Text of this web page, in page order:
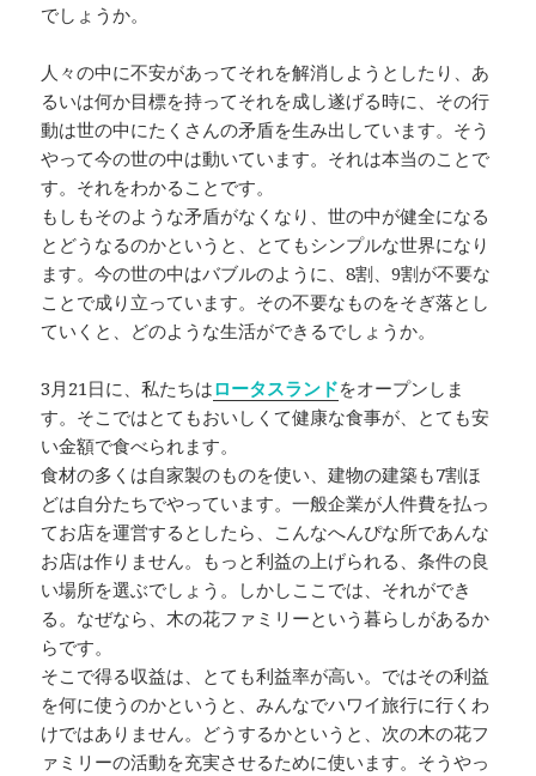
でしょうか。
人々の中に不安があってそれを解消しようとしたり、あ
るいは何か目標を持ってそれを成し遂げる時に、その行
動は世の中にたくさんの矛盾を生み出しています。そう
やって今の世の中は動いています。それは本当のことで
す。それをわかることです。
もしもそのような矛盾がなくなり、世の中が健全になる
とどうなるのかというと、とてもシンプルな世界になり
ます。今の世の中はバブルのように、8割、9割が不要な
ことで成り立っています。その不要なものをそぎ落とし
ていくと、どのような生活ができるでしょうか。
3月21日に、私たちはロータスランドをオープンしま
す。そこではとてもおいしくて健康な食事が、とても安
い金額で食べられます。
食材の多くは自家製のものを使い、建物の建築も7割ほ
どは自分たちでやっています。一般企業が人件費を払っ
てお店を運営するとしたら、こんなへんぴな所であんな
お店は作りません。もっと利益の上げられる、条件の良
い場所を選ぶでしょう。しかしここでは、それができ
る。なぜなら、木の花ファミリーという暮らしがあるか
らです。
そこで得る収益は、とても利益率が高い。ではその利益
を何に使うのかというと、みんなでハワイ旅行に行くわ
けではありません。どうするかというと、次の木の花フ
ァミリーの活動を充実させるために使います。そうやっ